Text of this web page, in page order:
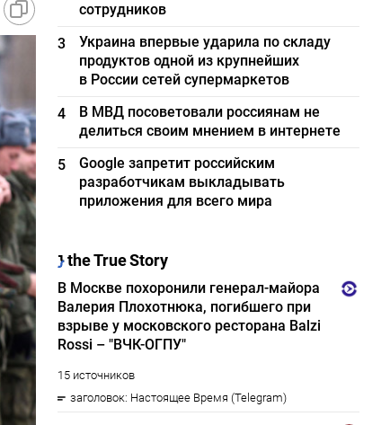
сотрудников
3
Украина впервые ударила по складу
продуктов одной из крупнейших
в России сетей супермаркетов
4
В МВД посоветовали россиянам не
делиться своим мнением в интернете
5
Google запретит российским
разработчикам выкладывать
приложения для всего мира